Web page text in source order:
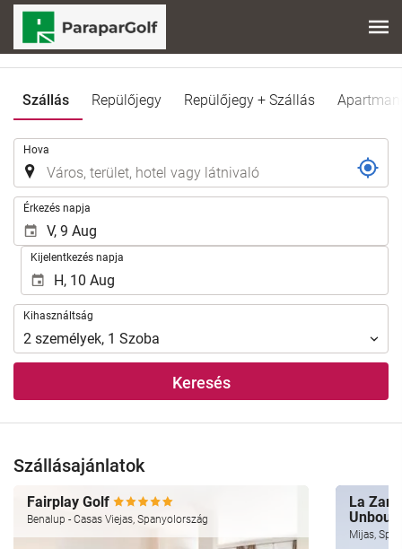
Szállás Repülőjegy Repülőjegy + Szállás
Hova
Érkezés napja
Kijelentkezés napja
Kihasználtság
Kihasználtság
2 személyek, 1 Szoba
Keresés
Szállásajánlatok
Fairplay Golf
Benalup - Casas Viejas, Spanyolország
La
Mijas,